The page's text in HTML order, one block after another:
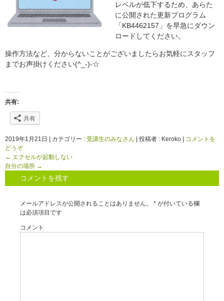
レベルが低下するため、あらた
に公開された更新プログラム
「KB4462157」を早急にダウン
ロードしてください。
操作方法など、分からないことがございましたらお気軽にスタッフ
までお声掛けください(^_-)-☆
共有:
共有
2019年1月21日 | カテゴリー : 受講生のみなさん | 投稿者 : Keroko | コメントを
どうぞ
← エクセルが起動しない
自分の場所 →
コメントを残す
メールアドレスが公開されることはありません。 * が付いている欄
は必須項目です
コメント